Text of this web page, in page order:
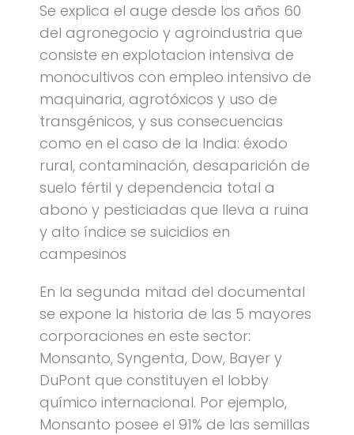
Se explica el auge desde los años 60
del agronegocio y agroindustria que
consiste en explotacion intensiva de
monocultivos con empleo intensivo de
maquinaria, agrotóxicos y uso de
transgénicos, y sus consecuencias
como en el caso de la India: éxodo
rural, contaminación, desaparición de
suelo fértil y dependencia total a
abono y pesticiadas que lleva a ruina
y alto índice se suicidios en
campesinos
En la segunda mitad del documental
se expone la historia de las 5 mayores
corporaciones en este sector:
Monsanto, Syngenta, Dow, Bayer y
DuPont que constituyen el lobby
químico internacional. Por ejemplo,
Monsanto posee el 91% de las semillas